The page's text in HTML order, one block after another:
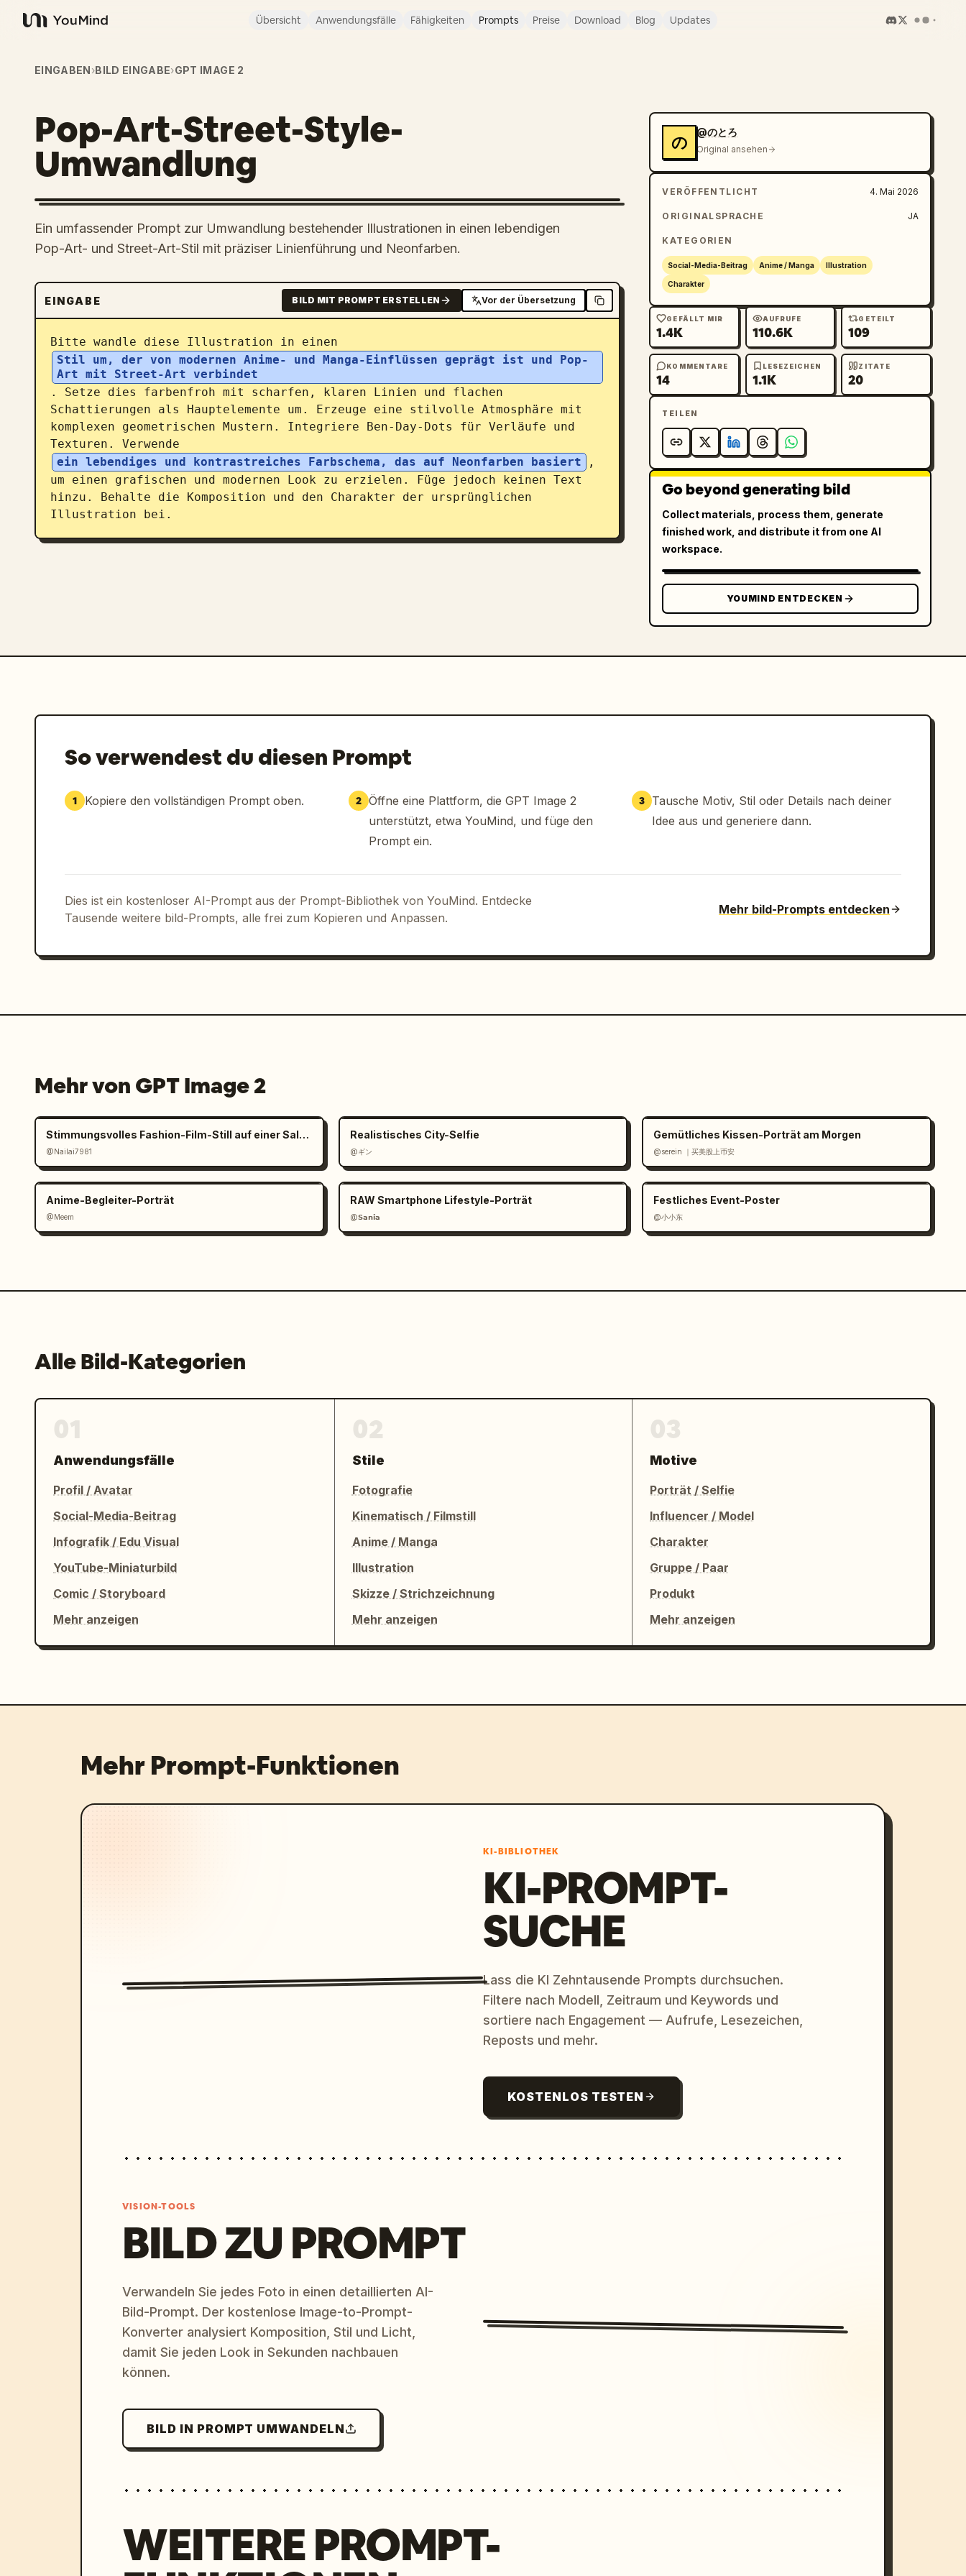
YouMind
Übersicht Anwendungsfälle Fähigkeiten Prompts Preise Download Blog Updates
EINGABEN›BILD EINGABE›GPT IMAGE 2
Pop-Art-Street-Style-
Umwandlung
Ein umfassender Prompt zur Umwandlung bestehender Illustrationen in einen lebendigen
Pop-Art- und Street-Art-Stil mit präziser Linienführung und Neonfarben.
EINGABE BILD MIT PROMPT ERSTELLEN Vor der Übersetzung
Bitte wandle diese Illustration in einen
Stil um, der von modernen Anime- und Manga-Einflüssen geprägt ist und Pop-
Art mit Street-Art verbindet
. Setze dies farbenfroh mit scharfen, klaren Linien und flachen
Schattierungen als Hauptelemente um. Erzeuge eine stilvolle Atmosphäre mit
komplexen geometrischen Mustern. Integriere Ben-Day-Dots für Verläufe und
Texturen. Verwende
ein lebendiges und kontrastreiches Farbschema, das auf Neonfarben basiert
,
um einen grafischen und modernen Look zu erzielen. Füge jedoch keinen Text
hinzu. Behalte die Komposition und den Charakter der ursprünglichen
Illustration bei.
の
@のとろ
Original ansehen
VERÖFFENTLICHT 4. Mai 2026
ORIGINALSPRACHE JA
KATEGORIEN
Social-Media-Beitrag Anime / Manga Illustration
Charakter
GEFÄLLT MIR
1.4K
AUFRUFE
110.6K
GETEILT
109
KOMMENTARE
14
LESEZEICHEN
1.1K
ZITATE
20
TEILEN
Go beyond generating bild
Collect materials, process them, generate
finished work, and distribute it from one AI
workspace.
YOUMIND ENTDECKEN
So verwendest du diesen Prompt
1 Kopiere den vollständigen Prompt oben. 2 Öffne eine Plattform, die GPT Image 2
unterstützt, etwa YouMind, und füge den
Prompt ein.
3
Tausche Motiv, Stil oder Details nach deiner
Idee aus und generiere dann.
Dies ist ein kostenloser AI-Prompt aus der Prompt-Bibliothek von YouMind. Entdecke
Tausende weitere bild-Prompts, alle frei zum Kopieren und Anpassen.
Mehr bild-Prompts entdecken
Mehr von GPT Image 2
Stimmungsvolles Fashion-Film-Still auf einer Salzpfanne
@Nailai7981
Realistisches City-Selfie
@ギン
Gemütliches Kissen-Porträt am Morgen
@serein ｜买美股上币安
Anime-Begleiter-Porträt
@Meem
RAW Smartphone Lifestyle-Porträt
@𝗦𝗮𝗻𝗶𝗮
Festliches Event-Poster
@小小东
Alle Bild-Kategorien
Anwendungsfälle
Profil / Avatar
Social-Media-Beitrag
Infografik / Edu Visual
YouTube-Miniaturbild
Comic / Storyboard
Mehr anzeigen
Stile
Fotografie
Kinematisch / Filmstill
Anime / Manga
Illustration
Skizze / Strichzeichnung
Mehr anzeigen
Motive
Porträt / Selfie
Influencer / Model
Charakter
Gruppe / Paar
Produkt
Mehr anzeigen
Mehr Prompt-Funktionen
KI-BIBLIOTHEK
KI-PROMPT-
SUCHE
Lass die KI Zehntausende Prompts durchsuchen.
Filtere nach Modell, Zeitraum und Keywords und
sortiere nach Engagement — Aufrufe, Lesezeichen,
Reposts und mehr.
KOSTENLOS TESTEN
VISION-TOOLS
BILD ZU PROMPT
Verwandeln Sie jedes Foto in einen detaillierten AI-
Bild-Prompt. Der kostenlose Image-to-Prompt-
Konverter analysiert Komposition, Stil und Licht,
damit Sie jeden Look in Sekunden nachbauen
können.
BILD IN PROMPT UMWANDELN
WEITERE PROMPT-